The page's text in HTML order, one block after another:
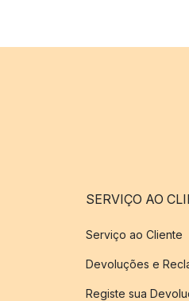
SERVIÇO AO
Serviço ao Cliente
Devoluções e
Registe sua